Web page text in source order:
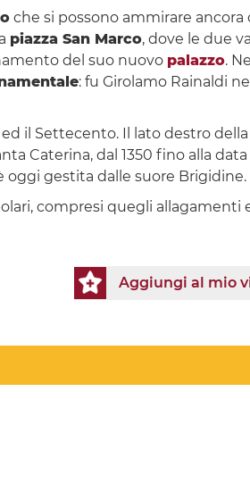
che si possono ammirare ancora
piazza San Marco, dove le due
del suo nuovo palazzo.
: fu Girolamo Rainaldi
il Settecento. Il lato destro
Caterina, dal 1350 fino alla
oggi gestita dalle suore Brigidine.
compresi quegli
Aggiungi al mio